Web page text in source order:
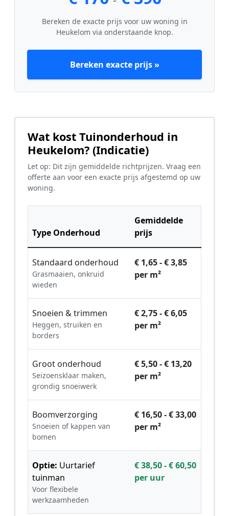
Bereken de exacte prijs voor uw woning in
Heukelom via onderstaande knop.
Bereken exacte prijs »
Wat kost Tuinonderhoud in
Heukelom? (Indicatie)
Let op: Dit zijn gemiddelde richtprijzen. Vraag een
offerte aan voor een exacte prijs afgestemd op uw
woning.
Type Onderhoud
Gemiddelde
prijs
Standaard onderhoud
Grasmaaien, onkruid
wieden
€ 1,65 - € 3,85
per m²
Snoeien & trimmen
Heggen, struiken en
borders
€ 2,75 - € 6,05
per m²
Groot onderhoud
Seizoensklaar maken,
grondig snoeiwerk
€ 5,50 - € 13,20
per m²
Boomverzorging
Snoeien of kappen van
bomen
€ 16,50 - € 33,00
per m²
Optie: Uurtarief
tuinman
Voor flexibele
werkzaamheden
€ 38,50 - € 60,50
per uur